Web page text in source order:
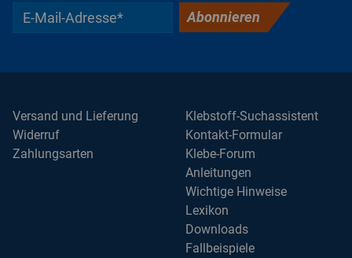
Abonnieren
Klebstoff-Suchassistent
Kontakt-Formular
Klebe-Forum
Anleitungen
Wichtige Hinweise
Lexikon
Downloads
Fallbeispiele
Versand und Lieferung
Widerruf
Zahlungsarten